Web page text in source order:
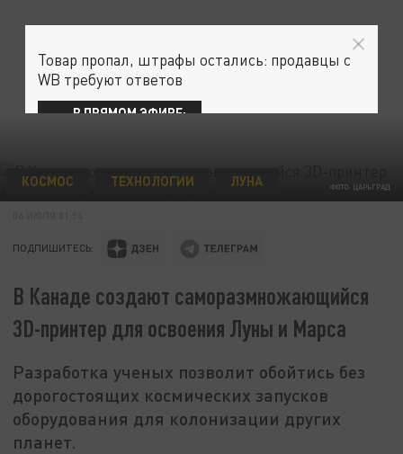
ФОТО: ЦАРЬГРАД
КОСМОС ТЕХНОЛОГИИ ЛУНА
ПОДПИШИТЕСЬ:
В Канаде создают саморазмножающийся
3D-принтер для освоения Луны и Марса
Разработка ученых позволит обойтись без
дорогостоящих космических запусков
оборудования для колонизации других
планет.
Товар пропал, штрафы остались: продавцы с
WB требуют ответов
В ПРЯМОМ ЭФИРЕ: